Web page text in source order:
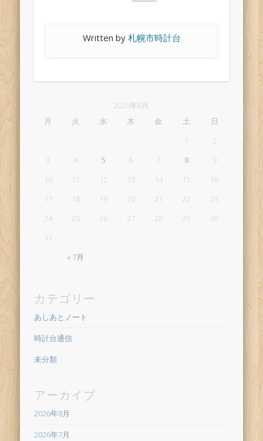
Written by 札幌市時計台
2026年8月
月
火 水 木 金 土 日
« 7月
1
2
3
4 5 6 7 8
9
10
11 12 13 14 15
16
17
18 19 20 21 22
23
24
25 26 27 28 29
30
31
カテゴリー
あしあとノート
時計台通信
未分類
アーカイブ
2026年8月
2026年7月